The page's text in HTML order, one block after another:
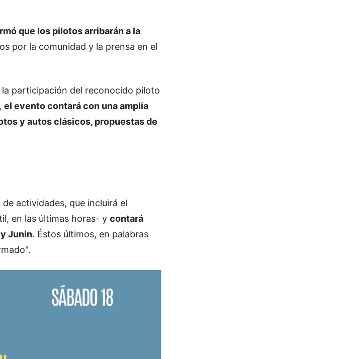
que los pilotos arribarán a la
por la comunidad y la prensa en el
participación del reconocido piloto
el evento contará con una amplia
y autos clásicos, propuestas de
actividades, que incluirá el
en las últimas horas- y contará
Junin. Éstos últimos, en palabras